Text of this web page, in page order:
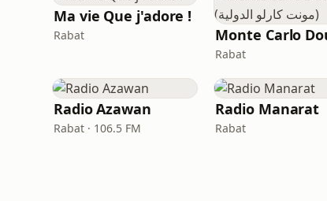
Ma vie Que j'adore !
Rabat
Rabat
Radio Azawan
Rabat · 106.5 FM
Radio Manarat
Rabat